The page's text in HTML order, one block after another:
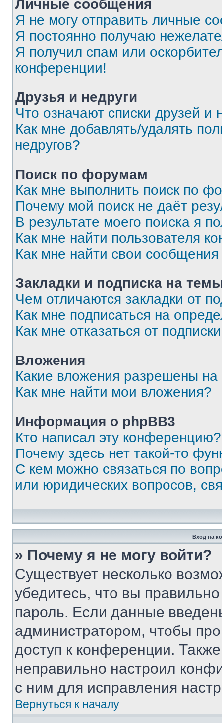
Личные сообщения
Я не могу отправить личные
Я постоянно получаю
Я получил спам или
конференции!
Друзья и недруги
Что означают списки друзей и
Как мне добавлять/удалять
недругов?
Поиск по форумам
Как мне выполнить поиск по
Почему мой поиск не даёт
В результате моего поиска я
Как мне найти пользователя
Как мне найти свои
Закладки и подписка на
Чем отличаются закладки от
Как мне подписаться на
Как мне отказаться от
Вложения
Какие вложения разрешены
Как мне найти мои вложения?
Информация о phpBB3
Кто написал эту конференцию?
Почему здесь нет такой-то
С кем можно связаться по
или юридических вопросов,
Вход на
» Почему я не могу войти?
Существует несколько
убедитесь, что вы
пароль. Если данные
администратором, чтобы
доступ к конференции.
неправильно настроил
с ним для исправления
Вернуться к началу